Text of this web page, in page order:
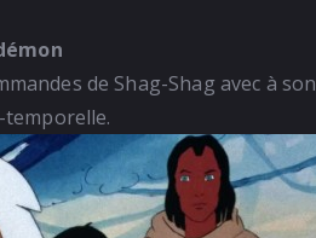
de Shag-Shag avec à
temporelle.